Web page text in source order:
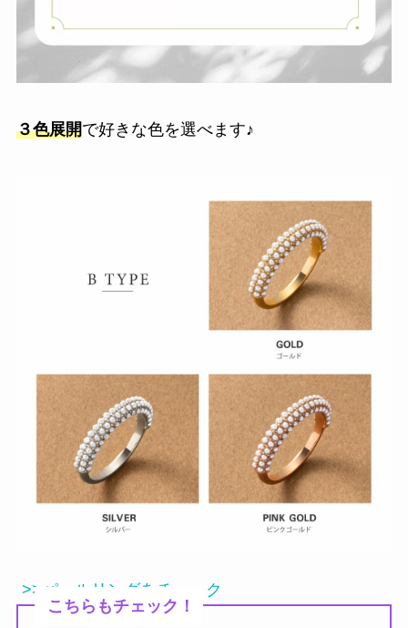
３色展開で好きな色を選べます♪
>>パールリングをチェック
こちらもチェック！